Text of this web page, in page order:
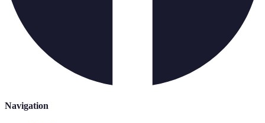
Navigation